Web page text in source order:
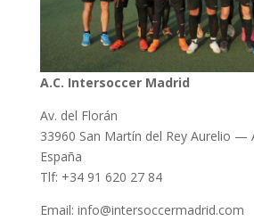
A.C. Intersoccer Madrid
Av. del Florán
33960 San Martín del Rey Aurelio —
España
Tlf: +34 91 620 27 84
Email: info@intersoccermadrid.com